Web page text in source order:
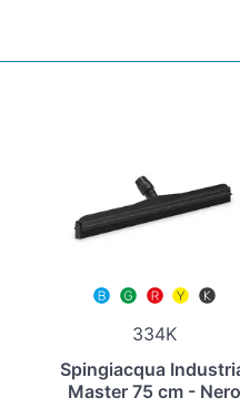
334K
Spingiacqua
Master 75 cm - Nero